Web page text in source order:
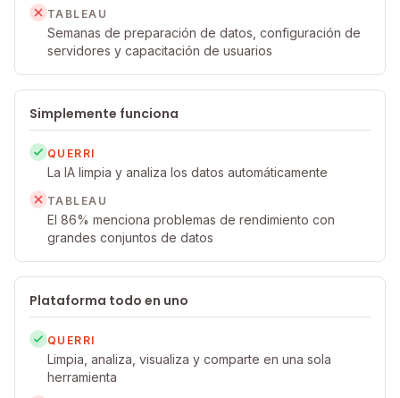
TABLEAU
Semanas de preparación de datos, configuración de
servidores y capacitación de usuarios
Simplemente funciona
QUERRI
La IA limpia y analiza los datos automáticamente
TABLEAU
El 86% menciona problemas de rendimiento con
grandes conjuntos de datos
Plataforma todo en uno
QUERRI
Limpia, analiza, visualiza y comparte en una sola
herramienta